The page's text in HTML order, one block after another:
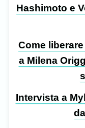
Hashimoto e
Come
a Milena
Intervista a